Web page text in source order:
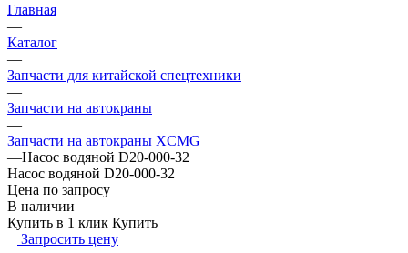
Главная
—
Каталог
—
Запчасти для китайской спецтехники
—
Запчасти на автокраны
—
Запчасти на автокраны XCMG
—Насос водяной D20-000-32
Насос водяной D20-000-32
Цена по запросу
В наличии
Купить в 1 клик Купить
Запросить цену